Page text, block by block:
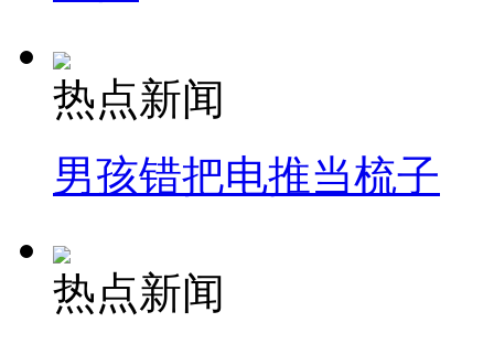
热点新闻
男孩错把电推当梳子
热点新闻